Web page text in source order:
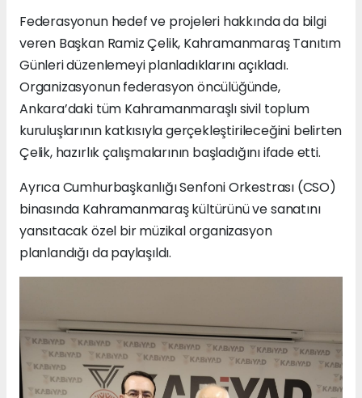
Federasyonun hedef ve projeleri hakkında da bilgi
veren Başkan Ramiz Çelik, Kahramanmaraş Tanıtım
Günleri düzenlemeyi planladıklarını açıkladı.
Organizasyonun federasyon öncülüğünde,
Ankara’daki tüm Kahramanmaraşlı sivil toplum
kuruluşlarının katkısıyla gerçekleştirileceğini belirten
Çelik, hazırlık çalışmalarının başladığını ifade etti.
Ayrıca Cumhurbaşkanlığı Senfoni Orkestrası (CSO)
binasında Kahramanmaraş kültürünü ve sanatını
yansıtacak özel bir müzikal organizasyon
planlandığı da paylaşıldı.